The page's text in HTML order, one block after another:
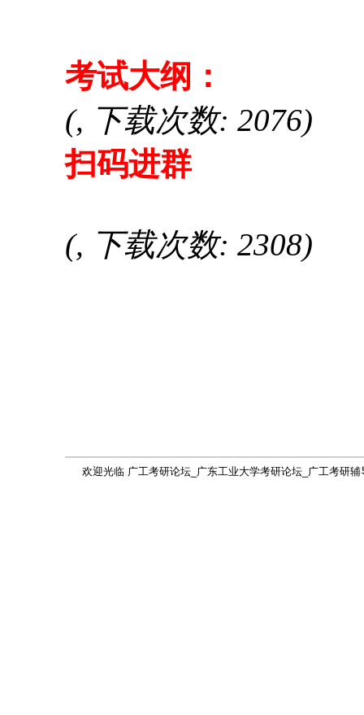
考试大纲：
(, 下载次数: 2076)
扫码进群
(, 下载次数: 2308)
欢迎光临 广工考研论坛_广东工业大学考研论坛_广工考研